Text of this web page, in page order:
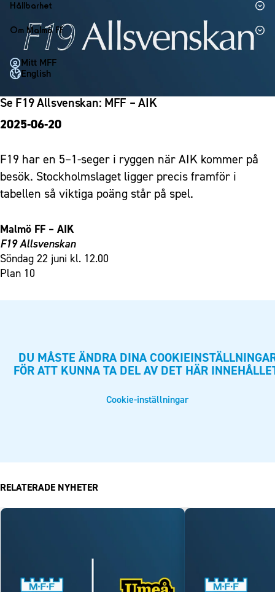
Fotbollsnätverket
P19
F19
P17
F17
Malmö Trophy
Partner dam
MFF-museet & rundvandringar
Fest & Event
Konferens
Möte
Mässa
Sommarfest
Julshow
Vanliga frågor om 1910 Event
Hållbarhet
Hållbarhet
Himmelsblå framtid – en match för miljön
MFF i samhället
Nattfotboll
Himmelsblå Tillsammans
Grundskolefotboll mot rasismer
Skolakademier
Fonder
Om Malmö FF
Om Malmö FF
Kontakt
Historik – herrlaget
Historik – damlaget
Policydokument
Personuppgiftspolicy
Mitt MFF
English
Se F19 Allsvenskan: MFF – AIK
2025-06-20
F19 har en 5–1-seger i ryggen när AIK kommer på
besök. Stockholmslaget ligger precis framför i
tabellen så viktiga poäng står på spel.
Malmö FF – AIK
F19 Allsvenskan
Söndag 22 juni kl. 12.00
Plan 10
DU MÅSTE ÄNDRA DINA
FÖR ATT KUNNA TA DEL AV DET HÄR
Cookie-inställningar
RELATERADE NYHETER